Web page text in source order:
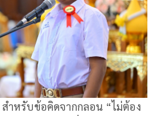
สำหรับข้อคิดจากกลอน “ไม่ต้อง